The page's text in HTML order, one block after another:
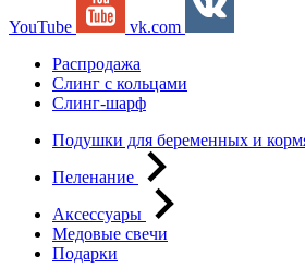
YouTube
vk.com
Распродажа
Слинг с кольцами
Слинг-шарф
Подушки для беременных и
Пеленание
Аксессуары
Медовые свечи
Подарки